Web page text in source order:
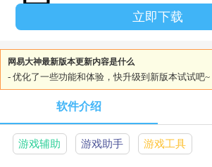
立即下载
网易大神最新版本更新内容是什么
- 优化了一些功能和体验，快升级到新版本试试吧~
软件介绍
游戏辅助 游戏助手 游戏工具